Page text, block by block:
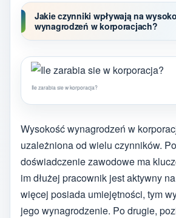
Jakie czynniki wpływają na
wynagrodzeń w korporacjach?
Ile zarabia sie w korporacja?
Wysokość wynagrodzeń w
uzależniona od wielu czynników.
doświadczenie zawodowe ma
im dłużej pracownik jest aktywny
więcej posiada umiejętności, tym
jego wynagrodzenie. Po drugie,